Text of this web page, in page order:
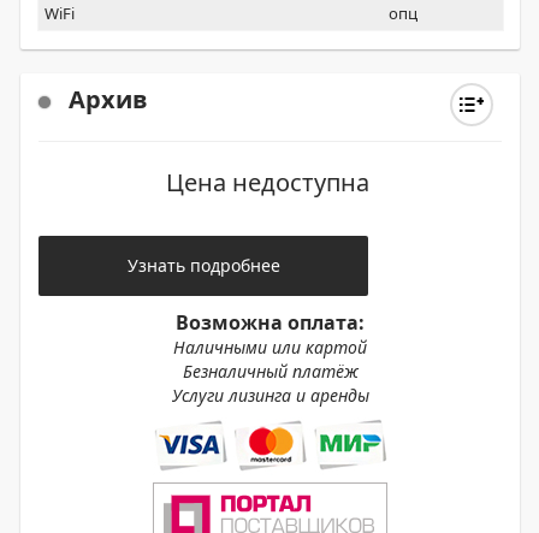
WiFi
опц
Архив
Цена недоступна
Узнать подробнее
Возможна оплата:
Наличными или картой
Безналичный платёж
Услуги лизинга и аренды